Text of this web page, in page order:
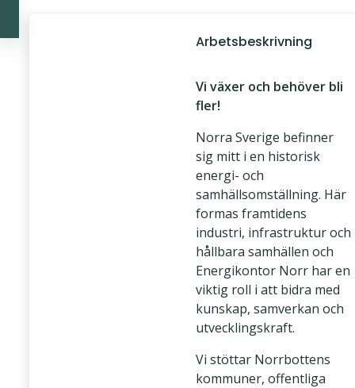
Arbetsbeskrivning
Vi växer och behöver bli
fler!
Norra Sverige befinner
sig mitt i en historisk
energi- och
samhällsomställning. Här
formas framtidens
industri, infrastruktur och
hållbara samhällen och
Energikontor Norr har en
viktig roll i att bidra med
kunskap, samverkan och
utvecklingskraft.
Vi stöttar Norrbottens
kommuner, offentliga